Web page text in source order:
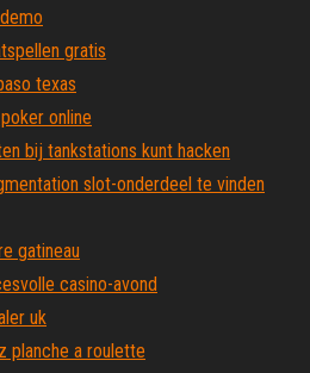
gratis
texas
online
bij tankstations kunt hacken
slot-onderdeel te vinden
gatineau
casino-avond
uk
planche a roulette